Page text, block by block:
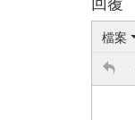
檔案